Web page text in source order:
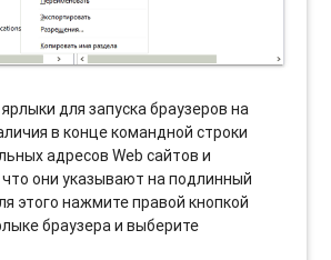
для запуска браузеров на
в конце командной строки
адресов Web сайтов и
что они указывают на подлинный
этого нажмите правой кнопкой
браузера и выберите